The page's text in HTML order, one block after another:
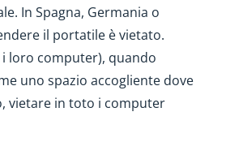
In Spagna, Germania o
il portatile è vietato.
loro computer), quando
uno spazio accogliente dove
vietare in toto i computer